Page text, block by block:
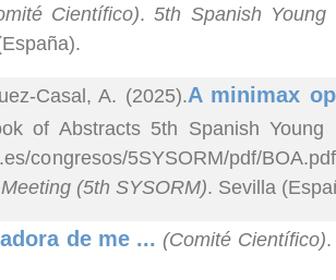
Científico).5th Spanish Young
Casal, A. (2025).A minimax
of Abstracts 5th Spanish Young
congresos/5SYSORM/pdf/
(5th SYSORM). Sevilla
de me ... (Comité Científico).